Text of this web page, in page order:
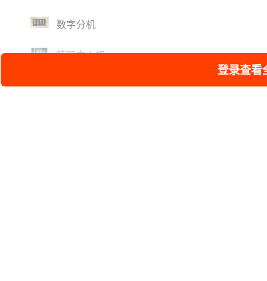
数字分机
管理中心机
登录查看